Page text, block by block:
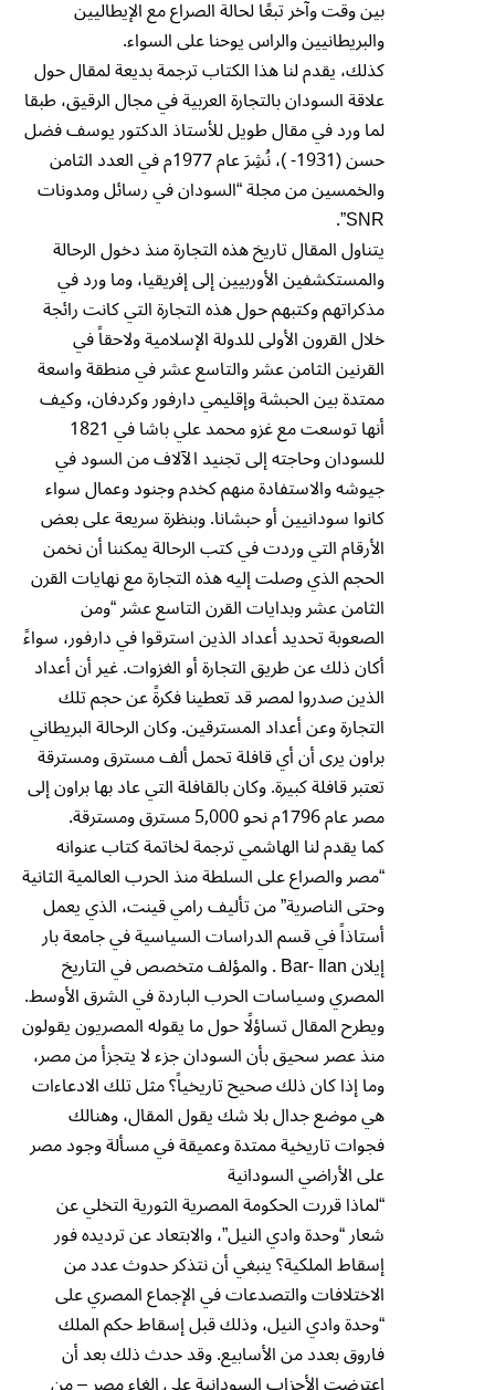
بين وقت وآخر تبعًا لحالة الصراع مع الإيطاليين
والبريطانيين والراس يوحنا على السواء.
كذلك، يقدم لنا هذا الكتاب ترجمة بديعة لمقال حول
علاقة السودان بالتجارة العربية في مجال الرقيق، طبقا
لما ورد في مقال طويل للأستاذ الدكتور يوسف فضل
حسن (1931- )، نُشِرَ عام 1977م في العدد الثامن
والخمسين من مجلة “السودان في رسائل ومدونات
SNR”.
يتناول المقال تاريخ هذه التجارة منذ دخول الرحالة
والمستكشفين الأوربيين إلى إفريقيا، وما ورد في
مذكراتهم وكتبهم حول هذه التجارة التي كانت رائجة
خلال القرون الأولى للدولة الإسلامية ولاحقاً في
القرنين الثامن عشر والتاسع عشر في منطقة واسعة
ممتدة بين الحبشة وإقليمي دارفور وكردفان، وكيف
أنها توسعت مع غزو محمد علي باشا في 1821
للسودان وحاجته إلى تجنيد الآلاف من السود في
جيوشه والاستفادة منهم كخدم وجنود وعمال سواء
كانوا سودانيين أو حبشانا. وبنظرة سريعة على بعض
الأرقام التي وردت في كتب الرحالة يمكننا أن نخمن
الحجم الذي وصلت إليه هذه التجارة مع نهايات القرن
الثامن عشر وبدايات القرن التاسع عشر “ومن
الصعوبة تحديد أعداد الذين استرقوا في دارفور، سواءً
أكان ذلك عن طريق التجارة أو الغزوات. غير أن أعداد
الذين صدروا لمصر قد تعطينا فكرةً عن حجم تلك
التجارة وعن أعداد المسترقين. وكان الرحالة البريطاني
براون يرى أن أي قافلة تحمل ألف مسترق ومسترقة
تعتبر قافلة كبيرة. وكان بالقافلة التي عاد بها براون إلى
مصر عام 1796م نحو 5,000 مسترق ومسترقة.
كما يقدم لنا الهاشمي ترجمة لخاتمة كتاب عنوانه
“مصر والصراع على السلطة منذ الحرب العالمية الثانية
وحتى الناصرية” من تأليف رامي قينت، الذي يعمل
أستاذاً في قسم الدراسات السياسية في جامعة بار
إيلان Bar- Ilan . والمؤلف متخصص في التاريخ
المصري وسياسات الحرب الباردة في الشرق الأوسط.
ويطرح المقال تساؤلًا حول ما يقوله المصريون يقولون
منذ عصر سحيق بأن السودان جزء لا يتجزأ من مصر،
وما إذا كان ذلك صحيح تاريخياً؟ مثل تلك الادعاءات
هي موضع جدال بلا شك يقول المقال، وهنالك
فجوات تاريخية ممتدة وعميقة في مسألة وجود مصر
على الأراضي السودانية
“لماذا قررت الحكومة المصرية الثورية التخلي عن
شعار “وحدة وادي النيل”، والابتعاد عن ترديده فور
إسقاط الملكية؟ ينبغي أن نتذكر حدوث عدد من
الاختلافات والتصدعات في الإجماع المصري على
“وحدة وادي النيل، وذلك قبل إسقاط حكم الملك
فاروق بعدد من الأسابيع. وقد حدث ذلك بعد أن